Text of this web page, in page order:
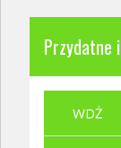
Przydatne
WDŻ